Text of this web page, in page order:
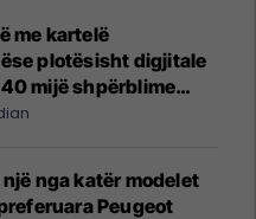
me kartelë
plotësisht digjitale
mijë shpërblime
nga katër modelet
Peugeot